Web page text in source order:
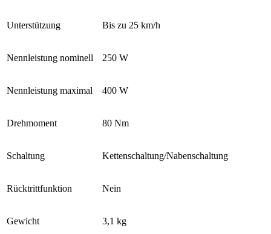
Unterstützung Bis zu 25 km/h
Nennleistung nominell 250 W
Nennleistung maximal 400 W
Drehmoment 80 Nm
Schaltung Kettenschaltung/Nabenschaltung
Rücktrittfunktion Nein
Gewicht 3,1 kg